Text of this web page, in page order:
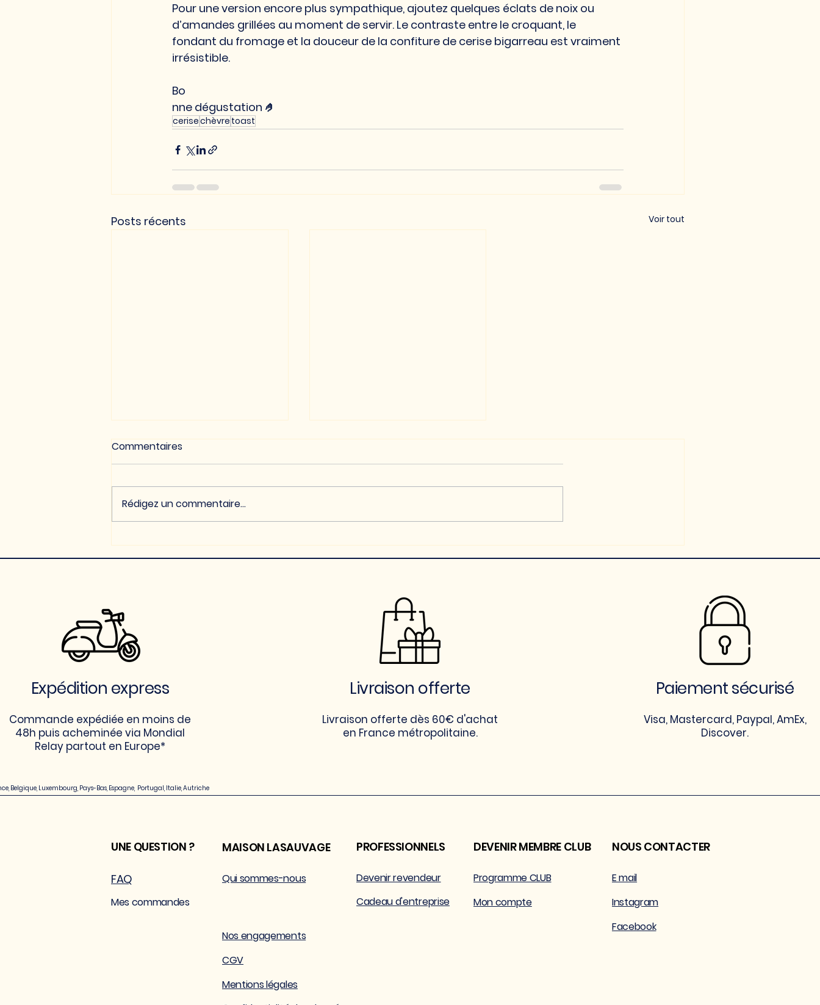
Pour une version encore plus sympathique, ajoutez quelques éclats de noix ou
d’amandes grillées au moment de servir. Le contraste entre le croquant, le
fondant du fromage et la douceur de la confiture de cerise bigarreau est vraiment
irrésistible.
Bo
nne dégustation 🤌
cerisechèvre toast
Posts récents Voir tout
Recette : Tartelettes à la
poire, amande & vanille
RECETTE TOAST TRUITE
CONCOMBRE
Commentaires
Rédigez un commentaire...
Expédition express
Commande expédiée en moins de
48h puis acheminée via Mondial
Relay partout en Europe*
Livraison offerte
Livraison offerte dès 60€ d'achat
en France métropolitaine.
Paiement sécurisé
Visa, Mastercard, Paypal, AmEx,
Discover.
Belgique, Luxembourg, Pays-Bas, Espagne, Portugal, Italie, Autriche
MAISON LASAUVAGE
Qui sommes-nous
UNE QUESTION ?
FAQ
Mes commandes
PROFESSIONNELS
Devenir revendeur
Cadeau d'entreprise
DEVENIR MEMBRE CLUB
Programme CLUB
Mon compte
Nos engagements
NOUS CONTACTER
E mail
Instagram
Facebook
CGV
Mentions légales